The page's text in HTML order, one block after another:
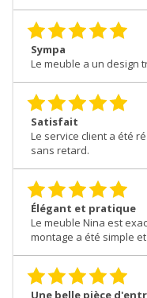
Sympa
Le meuble a un design
Satisfait
Le service client a été
sans retard.
Élégant et pratique
Le meuble Nina est
montage a été simple
Une belle pièce